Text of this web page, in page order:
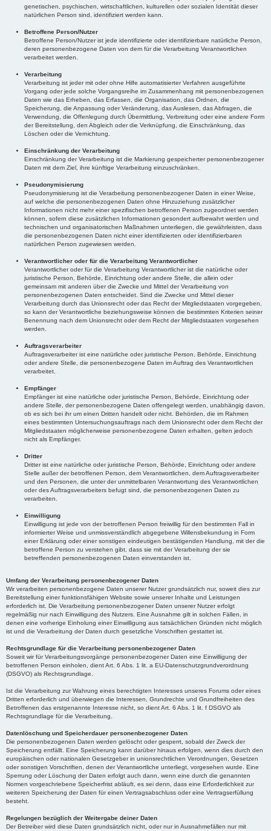
genetischen, psychischen, wirtschaftlichen, kulturellen oder sozialen Identität dieser
natürlichen Person sind, identifiziert werden kann.
Betroffene Person/Nutzer
Betroffene Person/Nutzer ist jede identifizierte oder identifizierbare natürliche Person,
deren personenbezogene Daten von dem für die Verarbeitung Verantwortlichen
verarbeitet werden.
Verarbeitung
Verarbeitung ist jeder mit oder ohne Hilfe automatisierter Verfahren ausgeführte
Vorgang oder jede solche Vorgangsreihe im Zusammenhang mit personenbezogenen
Daten wie das Erheben, das Erfassen, die Organisation, das Ordnen, die
Speicherung, die Anpassung oder Veränderung, das Auslesen, das Abfragen, die
Verwendung, die Offenlegung durch Übermittlung, Verbreitung oder eine andere Form
der Bereitstellung, den Abgleich oder die Verknüpfung, die Einschränkung, das
Löschen oder die Vernichtung.
Einschränkung der Verarbeitung
Einschränkung der Verarbeitung ist die Markierung gespeicherter personenbezogener
Daten mit dem Ziel, ihre künftige Verarbeitung einzuschränken.
Pseudonymisierung
Pseudonymisierung ist die Verarbeitung personenbezogener Daten in einer Weise,
auf welche die personenbezogenen Daten ohne Hinzuziehung zusätzlicher
Informationen nicht mehr einer spezifischen betroffenen Person zugeordnet werden
können, sofern diese zusätzlichen Informationen gesondert aufbewahrt werden und
technischen und organisatorischen Maßnahmen unterliegen, die gewährleisten, dass
die personenbezogenen Daten nicht einer identifizierten oder identifizierbaren
natürlichen Person zugewiesen werden.
Verantwortlicher oder für die Verarbeitung Verantwortlicher
Verantwortlicher oder für die Verarbeitung Verantwortlicher ist die natürliche oder
juristische Person, Behörde, Einrichtung oder andere Stelle, die allein oder
gemeinsam mit anderen über die Zwecke und Mittel der Verarbeitung von
personenbezogenen Daten entscheidet. Sind die Zwecke und Mittel dieser
Verarbeitung durch das Unionsrecht oder das Recht der Mitgliedstaaten vorgegeben,
so kann der Verantwortliche beziehungsweise können die bestimmten Kriterien seiner
Benennung nach dem Unionsrecht oder dem Recht der Mitgliedstaaten vorgesehen
werden.
Auftragsverarbeiter
Auftragsverarbeiter ist eine natürliche oder juristische Person, Behörde, Einrichtung
oder andere Stelle, die personenbezogene Daten im Auftrag des Verantwortlichen
verarbeitet.
Empfänger
Empfänger ist eine natürliche oder juristische Person, Behörde, Einrichtung oder
andere Stelle, der personenbezogene Daten offengelegt werden, unabhängig davon,
ob es sich bei ihr um einen Dritten handelt oder nicht. Behörden, die im Rahmen
eines bestimmten Untersuchungsauftrags nach dem Unionsrecht oder dem Recht der
Mitgliedstaaten möglicherweise personenbezogene Daten erhalten, gelten jedoch
nicht als Empfänger.
Dritter
Dritter ist eine natürliche oder juristische Person, Behörde, Einrichtung oder andere
Stelle außer der betroffenen Person, dem Verantwortlichen, dem Auftragsverarbeiter
und den Personen, die unter der unmittelbaren Verantwortung des Verantwortlichen
oder des Auftragsverarbeiters befugt sind, die personenbezogenen Daten zu
verarbeiten.
Einwilligung
Einwilligung ist jede von der betroffenen Person freiwillig für den bestimmten Fall in
informierter Weise und unmissverständlich abgegebene Willensbekundung in Form
einer Erklärung oder einer sonstigen eindeutigen bestätigenden Handlung, mit der die
betroffene Person zu verstehen gibt, dass sie mit der Verarbeitung der sie
betreffenden personenbezogenen Daten einverstanden ist.
Umfang der Verarbeitung personenbezogener Daten
Wir verarbeiten personenbezogene Daten unserer Nutzer grundsätzlich nur, soweit dies zur
Bereitstellung einer funktionsfähigen Website sowie unserer Inhalte und Leistungen
erforderlich ist. Die Verarbeitung personenbezogener Daten unserer Nutzer erfolgt
regelmäßig nur nach Einwilligung des Nutzers. Eine Ausnahme gilt in solchen Fällen, in
denen eine vorherige Einholung einer Einwilligung aus tatsächlichen Gründen nicht möglich
ist und die Verarbeitung der Daten durch gesetzliche Vorschriften gestattet ist.
Rechtsgrundlage für die Verarbeitung personenbezogener Daten
Soweit wir für Verarbeitungsvorgänge personenbezogener Daten eine Einwilligung der
betroffenen Person einholen, dient Art. 6 Abs. 1 lit. a EU-Datenschutzgrundverordnung
(DSGVO) als Rechtsgrundlage.
Ist die Verarbeitung zur Wahrung eines berechtigten Interesses unseres Forums oder eines
Dritten erforderlich und überwiegen die Interessen, Grundrechte und Grundfreiheiten des
Betroffenen das erstgenannte Interesse nicht, so dient Art. 6 Abs. 1 lit. f DSGVO als
Rechtsgrundlage für die Verarbeitung.
Datenlöschung und Speicherdauer personenbezogener Daten
Die personenbezogenen Daten werden gelöscht oder gesperrt, sobald der Zweck der
Speicherung entfällt. Eine Speicherung kann darüber hinaus erfolgen, wenn dies durch den
europäischen oder nationalen Gesetzgeber in unionsrechtlichen Verordnungen, Gesetzen
oder sonstigen Vorschriften, denen der Verantwortliche unterliegt, vorgesehen wurde. Eine
Sperrung oder Löschung der Daten erfolgt auch dann, wenn eine durch die genannten
Normen vorgeschriebene Speicherfrist abläuft, es sei denn, dass eine Erforderlichkeit zur
weiteren Speicherung der Daten für einen Vertragsabschluss oder eine Vertragserfüllung
besteht.
Regelungen bezüglich der Weitergabe deiner Daten
Der Betreiber wird diese Daten grundsätzlich nicht, oder nur in Ausnahmefällen nur mit